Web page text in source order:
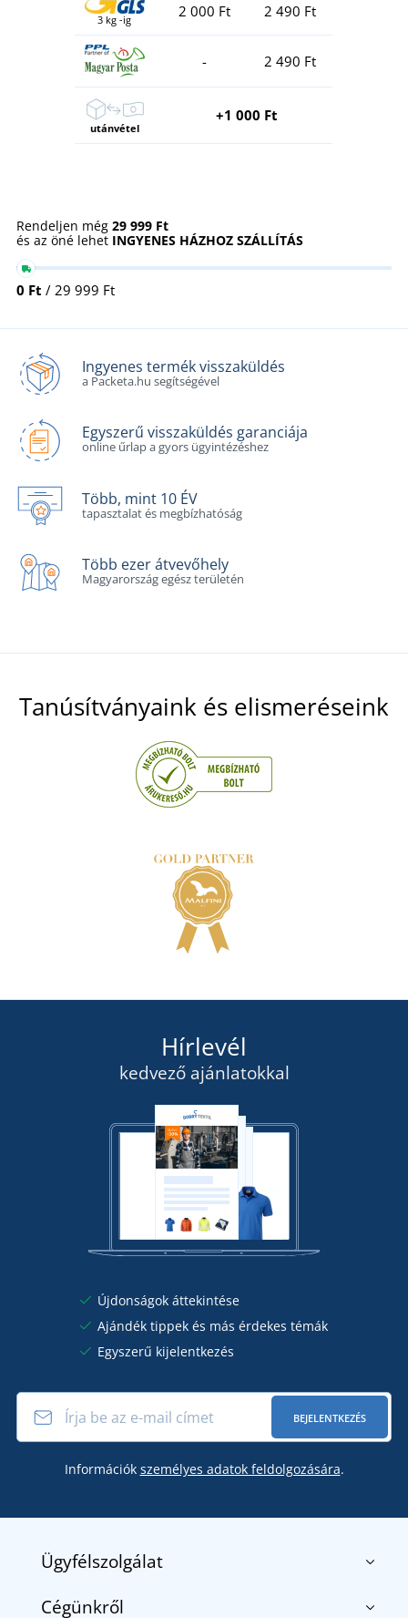
3 kg -ig 2 000 Ft 2 490 Ft
- 2 490 Ft
utánvétel
+1 000 Ft
Rendeljen még 29 999 Ft
és az öné lehet INGYENES HÁZHOZ SZÁLLÍTÁS
0 Ft / 29 999 Ft
Ingyenes termék visszaküldés
a Packeta.hu segítségével
Egyszerű visszaküldés garanciája
online űrlap a gyors ügyintézéshez
Több, mint 10 ÉV
tapasztalat és megbízhatóság
Több ezer átvevőhely
Magyarország egész területén
Tanúsítványaink és elismeréseink
Hírlevél
kedvező ajánlatokkal
Újdonságok áttekintése
Ajándék tippek és más érdekes témák
Egyszerű kijelentkezés
BEJELENTKEZÉS
Információk személyes adatok feldolgozására.
Ügyfélszolgálat
Kapcsolat
Cégünkről